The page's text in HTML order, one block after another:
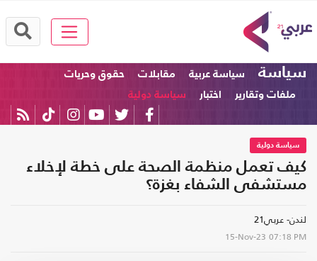
سياسة سياسة عربية مقابلات
حقوق وحريات
ملفات وتقارير
اختبار سياسة دولية
سياسة دولية
كيف تعمل منظمة الصحة على خطة لإخلاء
مستشفى الشفاء بغزة؟
لندن- عربي21
15-Nov-23 07:18 PM